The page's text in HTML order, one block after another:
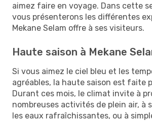
aimez faire en voyage. Dans cette
vous présenterons les différentes
Mekane Selam offre à ses visiteurs.
Haute saison à Mekane
Si vous aimez le ciel bleu et les
agréables, la haute saison est faite
Durant ces mois, le climat invite à
nombreuses activités de plein air, à
les eaux rafraîchissantes, ou à